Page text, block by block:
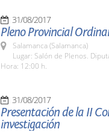
31/08/2017
Pleno Provincial
Salamanca (Salamanca)
Lugar: Salón de Plenos.
Hora: 12:00 h.
31/08/2017
Presentación de la II
investigación